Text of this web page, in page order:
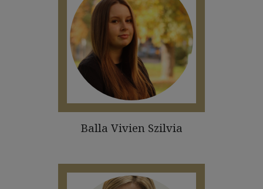
Balla Vivien Szilvia